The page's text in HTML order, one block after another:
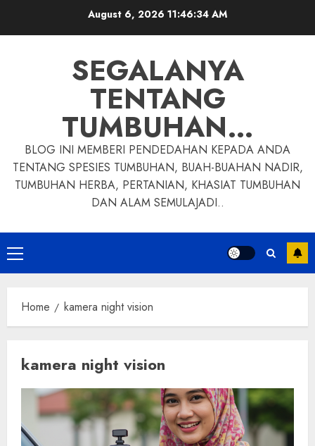
August 6, 2026 11:46:35 AM
SEGALANYA
TENTANG
TUMBUHAN…
BLOG INI MEMBERI PENDEDAHAN KEPADA ANDA
TENTANG SPESIES TUMBUHAN, BUAH-BUAHAN NADIR,
TUMBUHAN HERBA, PERTANIAN, KHASIAT TUMBUHAN
DAN ALAM SEMULAJADI..
Primary
Menu
Home kamera night vision
kamera night vision